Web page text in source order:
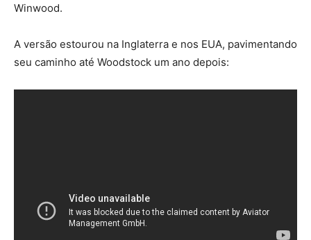
Winwood.
A versão estourou na Inglaterra e nos EUA, pavimentando
seu caminho até Woodstock um ano depois: